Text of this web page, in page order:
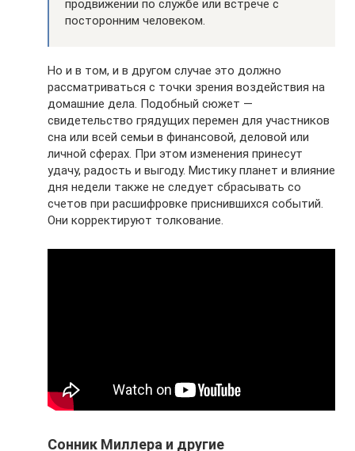
продвижении по службе или встрече с
посторонним человеком.
Но и в том, и в другом случае это должно
рассматриваться с точки зрения воздействия на
домашние дела. Подобный сюжет —
свидетельство грядущих перемен для участников
сна или всей семьи в финансовой, деловой или
личной сферах. При этом изменения принесут
удачу, радость и выгоду. Мистику планет и влияние
дня недели также не следует сбрасывать со
счетов при расшифровке приснившихся событий.
Они корректируют толкование.
Сонник Миллера и другие